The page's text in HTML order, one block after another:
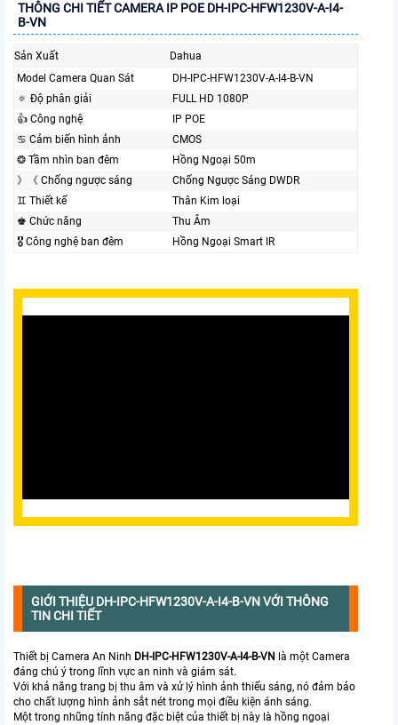
THÔNG CHI TIẾT CAMERA IP POE DH-IPC-HFW1230V-A-I4-
B-VN
Sản Xuất
Dahua
Model Camera Quan Sát
DH-IPC-HFW1230V-A-I4-B-VN
🔅 Độ phân giải
FULL HD 1080P
👍 Công nghệ
IP POE
♋ Cảm biến hình ảnh
CMOS
❂ Tầm nhìn ban đêm
Hồng Ngoại 50m
》《 Chống ngược sáng
Chống Ngược Sáng DWDR
♊ Thiết kế
Thân Kim loại
♚ Chức năng
Thu Âm
🎖️ Công nghệ ban đêm
Hồng Ngoại Smart IR
GIỚI THIỆU DH-IPC-HFW1230V-A-I4-B-VN VỚI THÔNG
TIN CHI TIẾT
Thiết bị Camera An Ninh DH-IPC-HFW1230V-A-I4-B-VN là một Camera
đáng chú ý trong lĩnh vực an ninh và giám sát.
Với khả năng trang bị thu âm và xử lý hình ảnh thiếu sáng, nó đảm bảo
cho chất lượng hình ảnh sắt nét trong mọi điều kiện ánh sáng.
Một trong những tính năng đặc biệt của thiết bị này là hồng ngoại